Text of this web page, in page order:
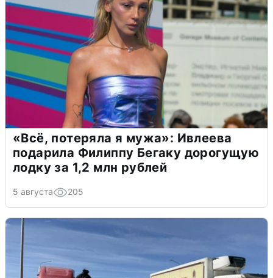
«Всё, потеряла я мужа»: Ивлеева
подарила Филиппу Бегаку дорогущую
лодку за 1,2 млн рублей
5 августа 205